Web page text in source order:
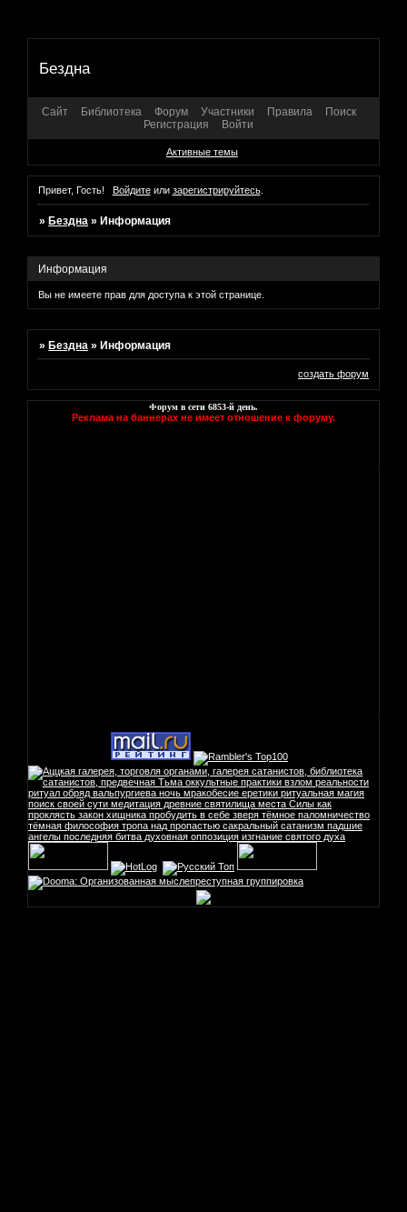
Бездна
Сайт Библиотека Форум Участники Правила
Поиск
Регистрация
Войти
Активные темы
Привет, Гость! Войдитеили зарегистрируйтесь.
»Бездна »Информация
Информация
Вы не имеете прав для доступа к этой странице.
»Бездна »Информация
создать форум
Форум в сети 6853-й день.
Реклама на баннерах не имеет отношение к форуму.